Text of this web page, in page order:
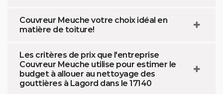
Couvreur Meuche votre choix idéal en
matière de toiture!
Les critères de prix que l'entreprise
Couvreur Meuche utilise pour estimer le
budget à allouer au nettoyage des
gouttières à Lagord dans le 17140